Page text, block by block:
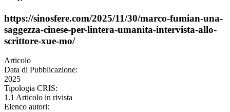
https://sinosfere.com/2025/11/30/marco-fumian-una-
saggezza-cinese-per-lintera-umanita-intervista-allo-
scrittore-xue-mo/
Articolo
Data di Pubblicazione:
2025
Tipologia CRIS:
1.1 Articolo in rivista
Elenco autori: